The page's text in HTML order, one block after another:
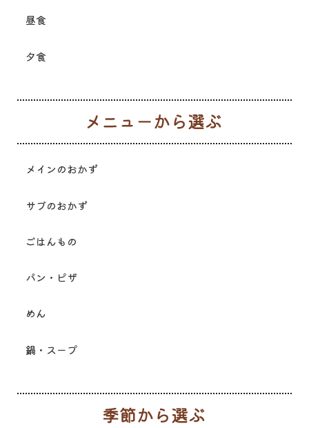
昼食
夕食
メインのおかず
サブのおかず
ごはんもの
パン・ピザ
めん
鍋・スープ